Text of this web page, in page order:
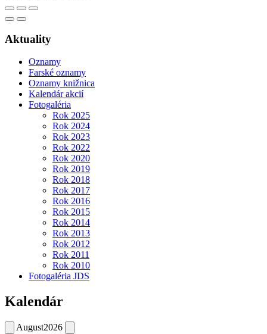
Aktuality
Oznamy
Farské oznamy
Oznamy knižnica
Kalendár akcií
Fotogaléria
Rok 2025
Rok 2024
Rok 2023
Rok 2022
Rok 2020
Rok 2019
Rok 2018
Rok 2017
Rok 2016
Rok 2015
Rok 2014
Rok 2013
Rok 2012
Rok 2011
Rok 2010
Fotogaléria JDS
Kalendár
August2026